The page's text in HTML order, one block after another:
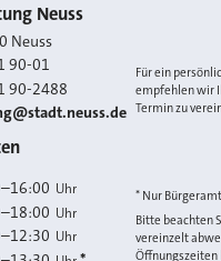
Neuss
Neuss
90-01
90-2488
Für ein
empfehlen wir
Termin zu
–16:00 Uhr
–18:00 Uhr
–12:30 Uhr
* Nur
Bitte beachten
vereinzelt
Öffnungszeiten